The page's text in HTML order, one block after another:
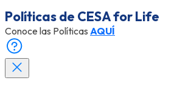
Políticas de CESA for Life
Conoce las Políticas AQUÍ